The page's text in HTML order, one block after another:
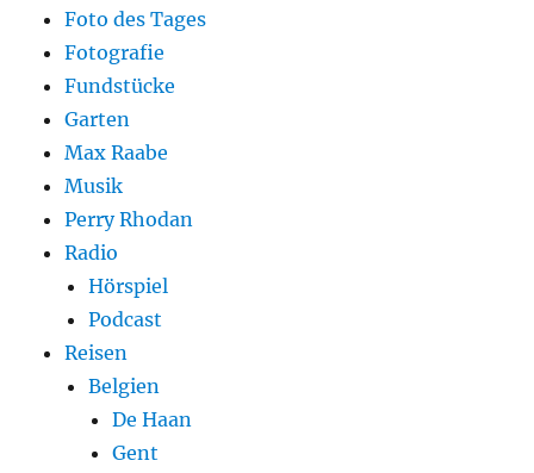
Foto des Tages
Fotografie
Fundstücke
Garten
Max Raabe
Musik
Perry Rhodan
Radio
Hörspiel
Podcast
Reisen
Belgien
De Haan
Gent